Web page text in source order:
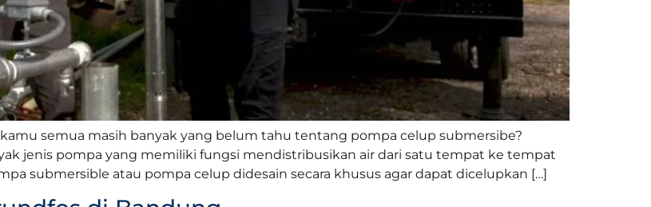
semua masih banyak yang belum tahu tentang pompa celup submersibe?
jenis pompa yang memiliki fungsi mendistribusikan air dari satu tempat ke tempat
submersible atau pompa celup didesain secara khusus agar dapat dicelupkan […]